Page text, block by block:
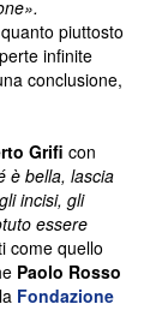
piuttosto
infinite
conclusione,
Grifi con
è bella, lascia
incisi, gli
essere
come quello
Paolo Rosso
Fondazione